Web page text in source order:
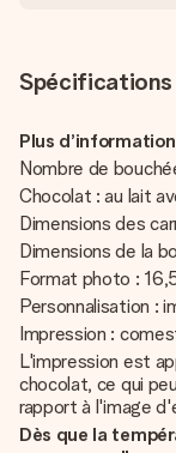
Spécifications
Plus
Nombre de
Chocolat : au lait
Dimensions des
Dimensions de la
Format photo :
Personnalisation :
Impression :
L'impression est
chocolat, ce qui
rapport à l'image
Dès que la